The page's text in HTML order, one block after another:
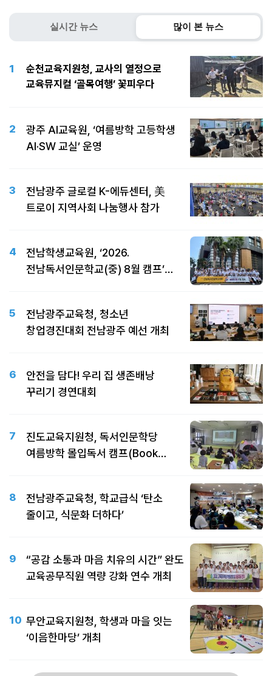
실시간 뉴스 많이 본 뉴스
1
순천교육지원청, 교사의 열정으로
교육뮤지컬 ‘골목여행’ 꽃피우다
2
광주 AI교육원, ‘여름방학 고등학생
AI·SW 교실’ 운영
3
전남광주 글로컬 K-에듀센터, 美
트로이 지역사회 나눔행사 참가
4
전남학생교육원, ‘2026.
전남독서인문학교(중) 8월 캠프’
5
전남광주교육청, 청소년
창업경진대회 전남광주 예선 개최
6
안전을 담다! 우리 집 생존배낭
꾸리기 경연대회
7
진도교육지원청, 독서인문학당
여름방학 몰입독서 캠프(Book
8
전남광주교육청, 학교급식 ‘탄소
줄이고, 식문화 더하다’
9
“공감 소통과 마음 치유의 시간” 완도
교육공무직원 역량 강화 연수 개최
10 무안교육지원청, 학생과 마을 잇는
‘이음한마당’ 개최